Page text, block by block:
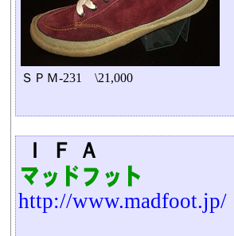
ＳＰＭ-231 \21,000
Ｉ Ｆ Ａ
http://www.madfoot.jp/